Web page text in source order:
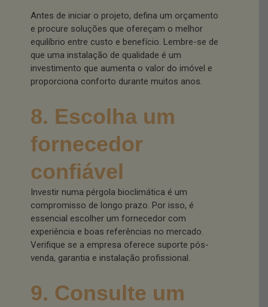
Antes de iniciar o projeto, defina um orçamento
e procure soluções que ofereçam o melhor
equilíbrio entre custo e benefício. Lembre-se de
que uma instalação de qualidade é um
investimento que aumenta o valor do imóvel e
proporciona conforto durante muitos anos.
8. Escolha um
fornecedor
confiável
Investir numa pérgola bioclimática é um
compromisso de longo prazo. Por isso, é
essencial escolher um fornecedor com
experiência e boas referências no mercado.
Verifique se a empresa oferece suporte pós-
venda, garantia e instalação profissional.
9. Consulte um